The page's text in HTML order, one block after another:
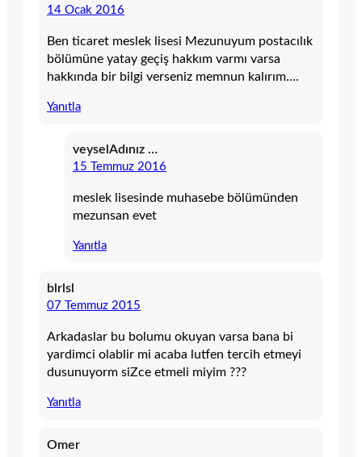
14 Ocak 2016
Ben ticaret meslek lisesi Mezunuyum postacılık
bölümüne yatay geçiş hakkım varmı varsa
hakkında bir bilgi verseniz memnun kalırım….
Yanıtla
veyselAdınız …
15 Temmuz 2016
meslek lisesinde muhasebe bölümünden
mezunsan evet
Yanıtla
blrlsl
07 Temmuz 2015
Arkadaslar bu bolumu okuyan varsa bana bi
yardimci olablir mi acaba lutfen tercih etmeyi
dusunuyorm siZce etmeli miyim ???
Yanıtla
Omer